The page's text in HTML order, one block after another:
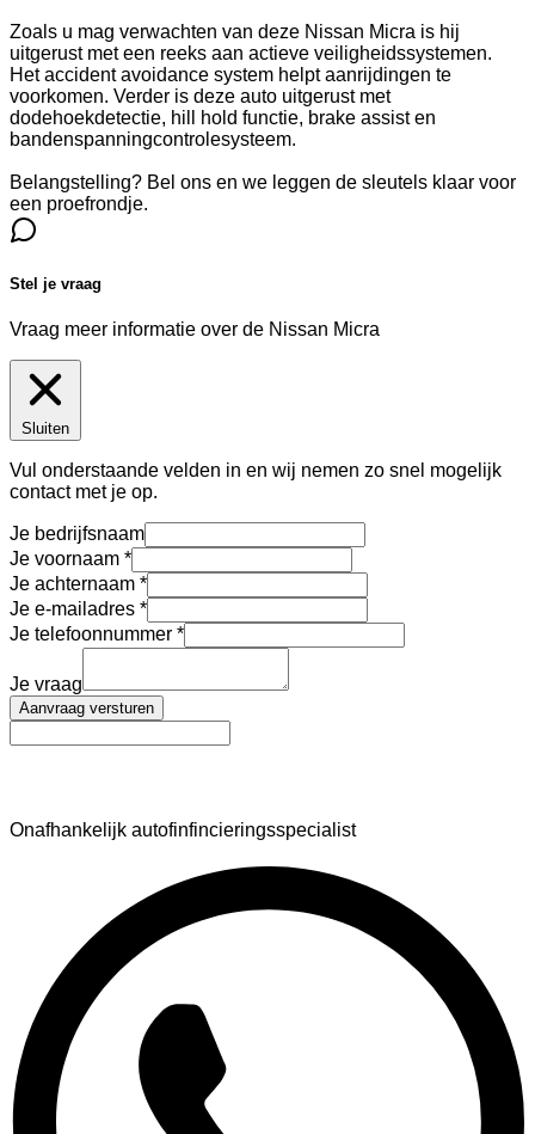
Zoals u mag verwachten van deze Nissan Micra is hij
uitgerust met een reeks aan actieve veiligheidssystemen.
Het accident avoidance system helpt aanrijdingen te
voorkomen. Verder is deze auto uitgerust met
dodehoekdetectie, hill hold functie, brake assist en
bandenspanningcontrolesysteem.
Belangstelling? Bel ons en we leggen de sleutels klaar voor
een proefrondje.
Stel je vraag
Vraag meer informatie over de Nissan Micra
Sluiten
Vul onderstaande velden in en wij nemen zo snel mogelijk
contact met je op.
Je bedrijfsnaam
Je voornaam
Je achternaam
Je e-mailadres
Je telefoonnummer
Je vraag
Aanvraag versturen
Onafhankelijk autofinfincieringsspecialist